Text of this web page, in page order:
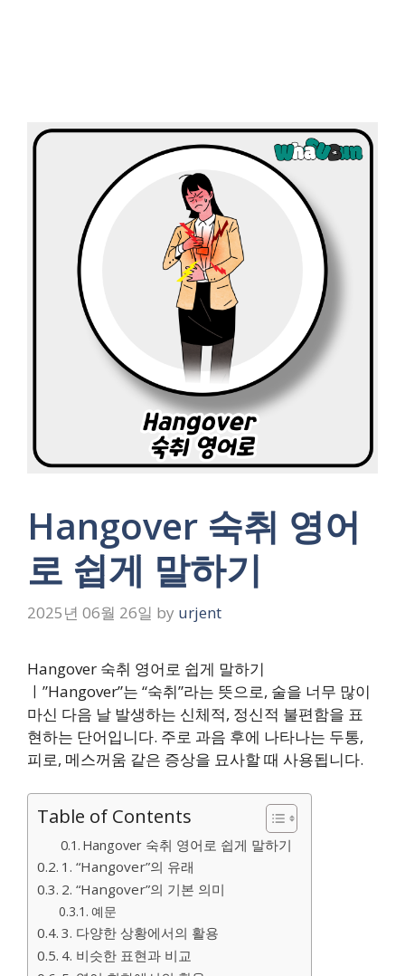
Hangover 숙취 영어
로 쉽게 말하기
2025년 06월 26일 by urjent
Hangover 숙취 영어로 쉽게 말하기
ㅣ”Hangover”는 “숙취”라는 뜻으로, 술을 너무 많이
마신 다음 날 발생하는 신체적, 정신적 불편함을 표
현하는 단어입니다. 주로 과음 후에 나타나는 두통,
피로, 메스꺼움 같은 증상을 묘사할 때 사용됩니다.
Table of Contents
Hangover 숙취 영어로 쉽게 말하기
1. “Hangover”의 유래
2. “Hangover”의 기본 의미
예문
3. 다양한 상황에서의 활용
4. 비슷한 표현과 비교